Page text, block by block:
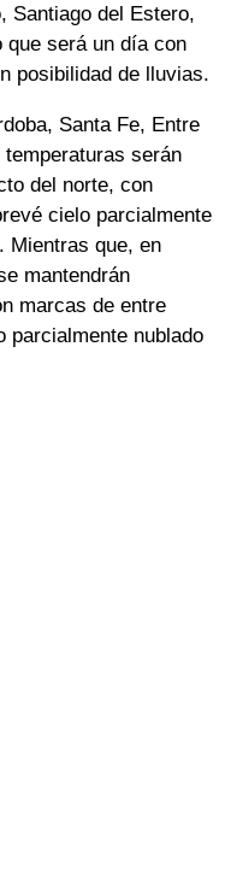
Santiago del Estero,
que será un día con
posibilidad de lluvias.
Santa Fe, Entre
serán
del norte, con
cielo parcialmente
Mientras que, en
mantendrán
marcas de entre
parcialmente nublado